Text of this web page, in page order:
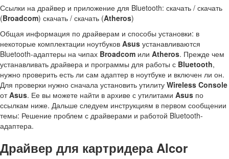
Ссылки на драйвер и приложение для Bluetooth: скачать / скачать
(Broadcom) скачать / скачать (Atheros)
Общая информация по драйверам и способы установки: в
некоторые комплектации ноутбуков Asus устанавливаются
Bluetooth-адаптеры на чипах Broadcom или Atheros. Прежде чем
устанавливать драйвера и программы для работы с Bluetooth,
нужно проверить есть ли сам адаптер в ноутбуке и включен ли он.
Для проверки нужно сначала установить утилиту Wireless Console
отAsus. Ее вы можете найти в архиве с утилитами Asus по
ссылкам ниже. Дальше следуем инструкциям в первом сообщении
темы: Решение проблем с драйверами и работой Bluetooth-
адаптера.
Драйвер для картридера Alcor